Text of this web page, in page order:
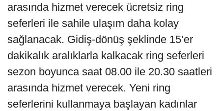
arasında hizmet verecek ücretsiz ring
seferleri ile sahile ulaşım daha kolay
sağlanacak. Gidiş-dönüş şeklinde 15’er
dakikalık aralıklarla kalkacak ring seferleri
sezon boyunca saat 08.00 ile 20.30 saatleri
arasında hizmet verecek. Yeni ring
seferlerini kullanmaya başlayan kadınlar